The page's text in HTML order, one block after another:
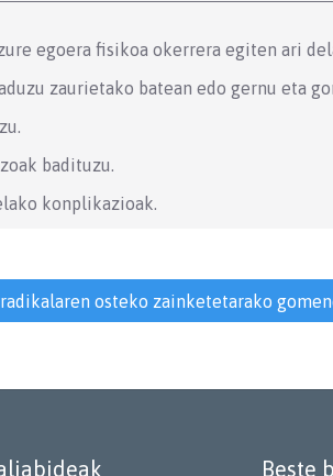
egoera fisikoa okerrera egiten ari
zaurietako batean edo gernu eta
badituzu.
konplikazioak.
osteko zainketetarako
Beste